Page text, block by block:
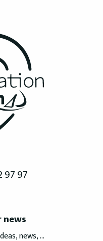
97 97
news, ...